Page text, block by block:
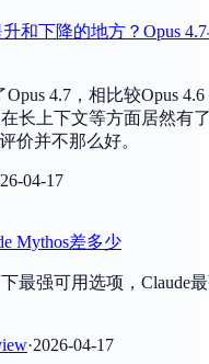
和下降的地方？Opus
4.7，相比较Opus 4.6
长上下文等方面居然有
价并不那么好。
04-17
Mythos差多少
最强可用选项，Claude
·2026-04-17